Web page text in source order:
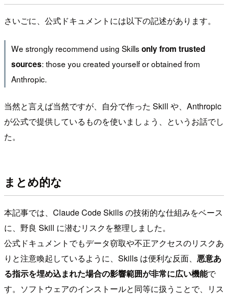
さいごに、公式ドキュメントには以下の記述があります。
We strongly recommend using Skills only from trusted
sources: those you created yourself or obtained from
Anthropic.
当然と言えば当然ですが、自分で作った Skill や、Anthropic
が公式で提供しているものを使いましょう、というお話でし
た。
まとめ的な
本記事では、Claude Code Skills の技術的な仕組みをベース
に、野良 Skill に潜むリスクを整理しました。
公式ドキュメントでもデータ窃取や不正アクセスのリスクあ
りと注意喚起しているように、Skills は便利な反面、 悪意あ
る指示を埋め込まれた場合の影響範囲が非常に広い機能で
す。ソフトウェアのインストールと同等に扱うことで、リス